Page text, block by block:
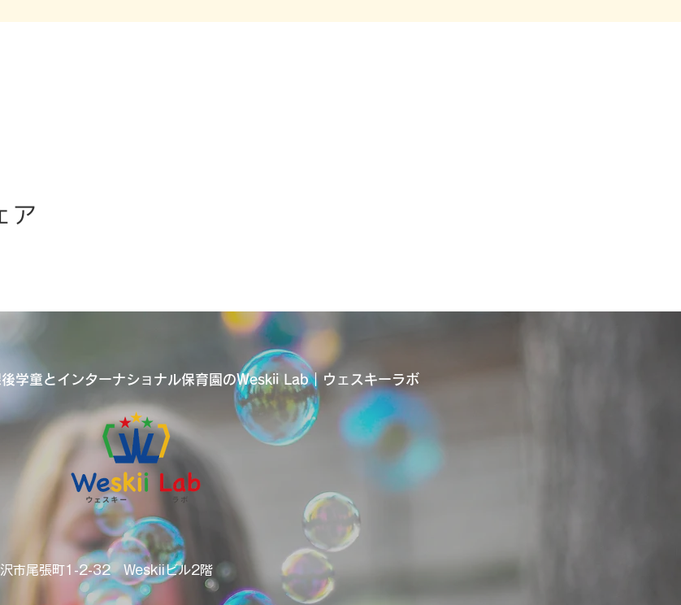
ア
学童とインターナショナル保育園のWeskii Lab｜ウェスキーラボ
市尾張町1-2-32 Weskiiビル2階